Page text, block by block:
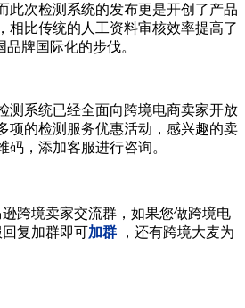
此次检测系统的发布更是开创了产品
相比传统的人工资料审核效率提高了
牌国际化的步伐。
测系统已经全面向跨境电商卖家开放
项的检测服务优惠活动，感兴趣的卖
码，添加客服进行咨询。
跨境卖家交流群，如果您做跨境电
复加群即可加群
，还有跨境大麦为